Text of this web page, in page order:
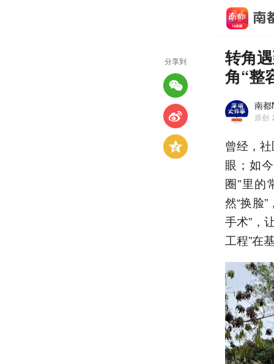
转角
角“整
南都
原创
曾经，
眼；如
圈”里的
然“换脸
手术”，
工程”在
分享到